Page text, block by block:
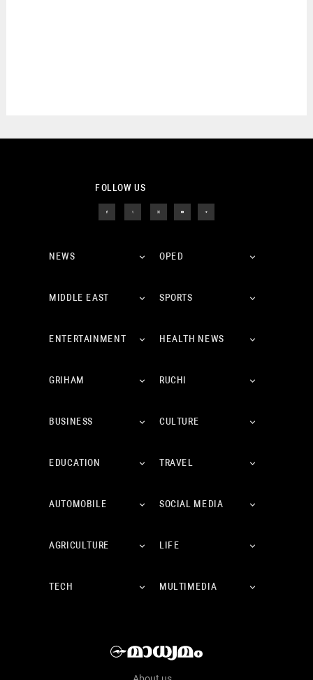
FOLLOW US
NEWS OPED
MIDDLE EAST SPORTS
ENTERTAINMENT HEALTH NEWS
GRIHAM RUCHI
BUSINESS CULTURE
EDUCATION TRAVEL
AUTOMOBILE SOCIAL MEDIA
AGRICULTURE LIFE
TECH MULTIMEDIA